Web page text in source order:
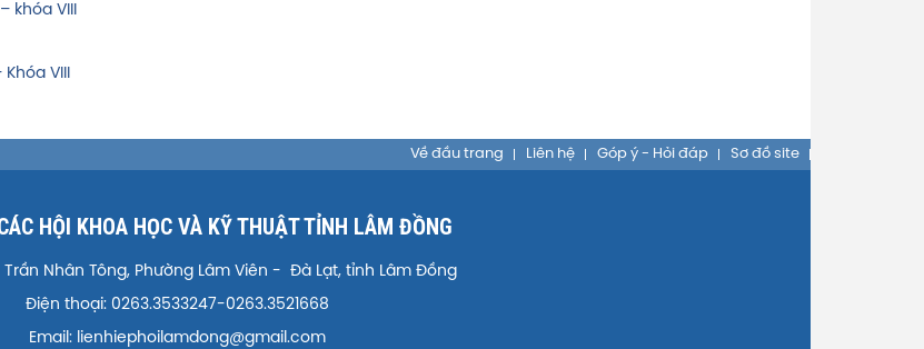
VIII
VIII
Về đầu trang Liên hệ Góp ý - Hỏi đáp Sơ đồ site
HỘI KHOA HỌC VÀ KỸ THUẬT TỈNH LÂM ĐỒNG
Trần Nhân Tông, Phường Lâm Viên - Đà Lạt, tỉnh Lâm Đồng
Điện thoại: 0263.3533247-0263.3521668
Email: lienhiephoilamdong@gmail.com